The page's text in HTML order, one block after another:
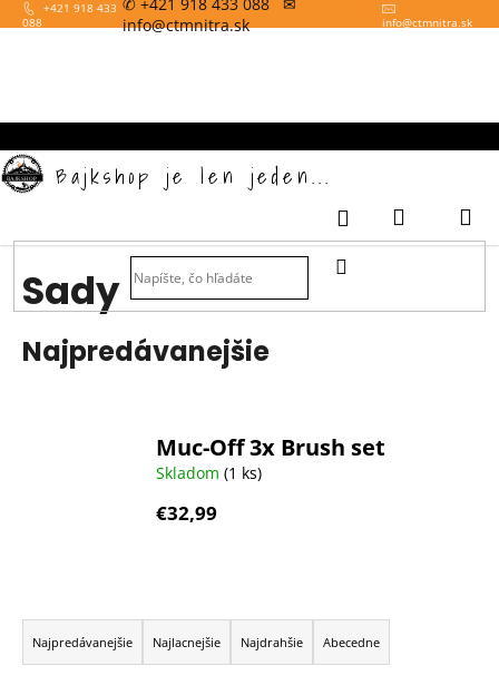
Prejsť
na
info@ctmnitra.sk
info@ctmnitra.sk
+421 918 433
088
Bajkshop je len jeden...
HĽADAŤ
Prihlásenie
Nákupný
Sady
Najpredávanejšie
Muc-Off 3x Brush set
Skladom (1 ks)
€32,99
R
a
d
Najpredávanejšie Najlacnejšie Najdrahšie Abecedne
k